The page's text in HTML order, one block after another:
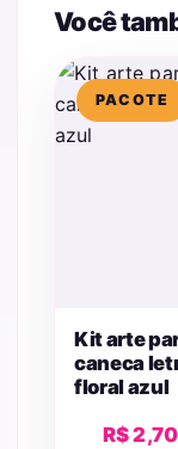
Você
PACOTE
Kit arte
caneca
floral azul
R$2,70